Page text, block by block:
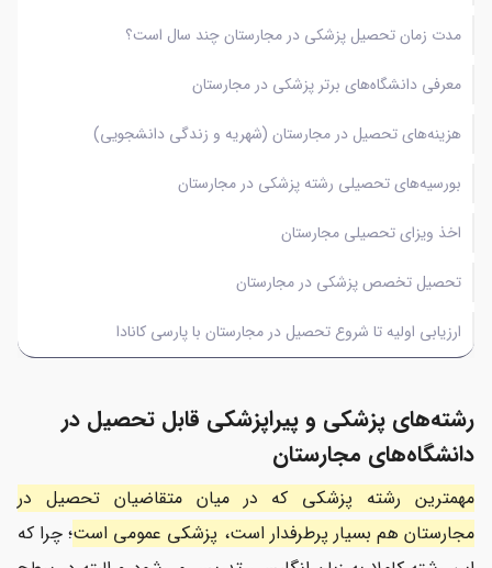
مدت زمان تحصیل پزشکی در مجارستان چند سال است؟
معرفی دانشگاه‌های برتر پزشکی در مجارستان
هزینه‌های تحصیل در مجارستان (شهریه و زندگی دانشجویی)
بورسیه‌های تحصیلی رشته پزشکی در مجارستان
اخذ ویزای تحصیلی مجارستان
تحصیل تخصص پزشکی در مجارستان
ارزیابی اولیه تا شروع تحصیل در مجارستان با پارسی کانادا
رشته‌های پزشکی و پیراپزشکی قابل تحصیل در
دانشگاه‌های مجارستان
مهمترین رشته پزشکی که در میان متقاضیان تحصیل در
مجارستان هم بسیار پرطرفدار است، پزشکی عمومی است؛ چرا که